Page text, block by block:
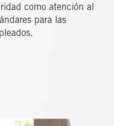
como atención al
para las